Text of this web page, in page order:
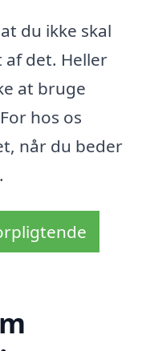
du ikke skal
det. Heller
at bruge
hos os
når du beder